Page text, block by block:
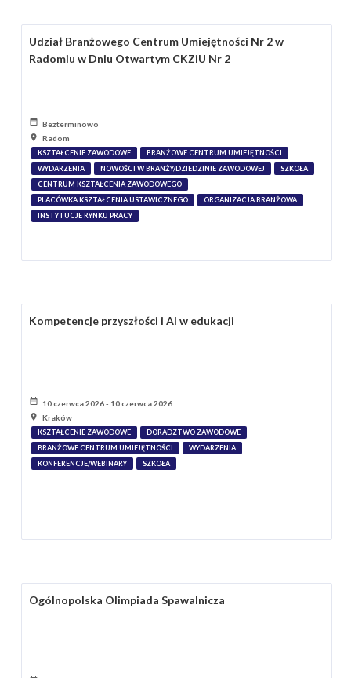
Udział Branżowego Centrum Umiejętności Nr 2 w
Radomiu w Dniu Otwartym CKZiU Nr 2
Bezterminowo
Radom
KSZTAŁCENIE ZAWODOWE
BRANŻOWE CENTRUM UMIEJĘTNOŚCI
WYDARZENIA
NOWOŚCI W BRANŻY/DZIEDZINIE ZAWODOWEJ
SZKOŁA
CENTRUM KSZTAŁCENIA ZAWODOWEGO
PLACÓWKA KSZTAŁCENIA USTAWICZNEGO
ORGANIZACJA BRANŻOWA
INSTYTUCJE RYNKU PRACY
Kompetencje przyszłości i AI w edukacji
10 czerwca 2026 - 10 czerwca 2026
Kraków
KSZTAŁCENIE ZAWODOWE
DORADZTWO ZAWODOWE
BRANŻOWE CENTRUM UMIEJĘTNOŚCI
WYDARZENIA
KONFERENCJE/WEBINARY
SZKOŁA
Ogólnopolska Olimpiada Spawalnicza